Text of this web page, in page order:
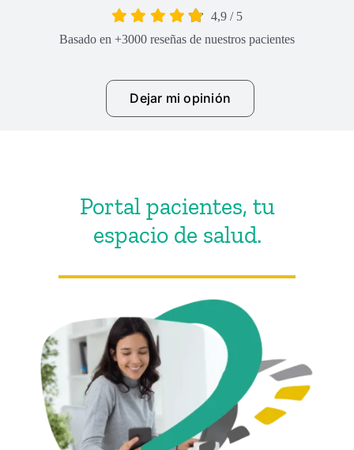
4,9 / 5
Basado en +3000 reseñas de nuestros pacientes
Dejar mi opinión
Portal pacientes, tu
espacio de salud.